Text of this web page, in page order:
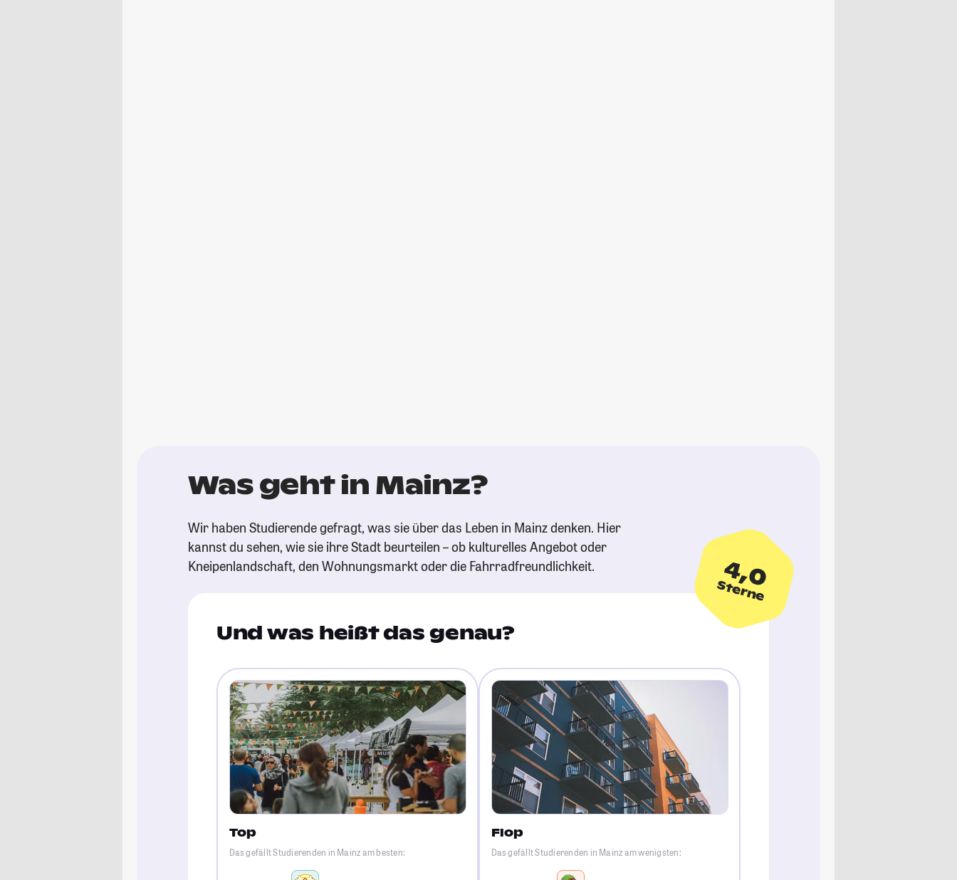
Was geht in Mainz?
Wir haben Studierende gefragt, was sie über das Leben in Mainz denken. Hier
kannst du sehen, wie sie ihre Stadt beurteilen – ob kulturelles Angebot oder
Kneipenlandschaft, den Wohnungsmarkt oder die Fahrradfreundlichkeit.
4,0
Sterne
Und was heißt das genau?
Top
Das gefällt Studierenden in Mainz am besten:
Flop
Das gefällt Studierenden in Mainz am wenigsten: